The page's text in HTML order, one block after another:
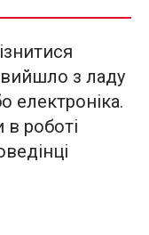
з ладу
електроніка.
роботі